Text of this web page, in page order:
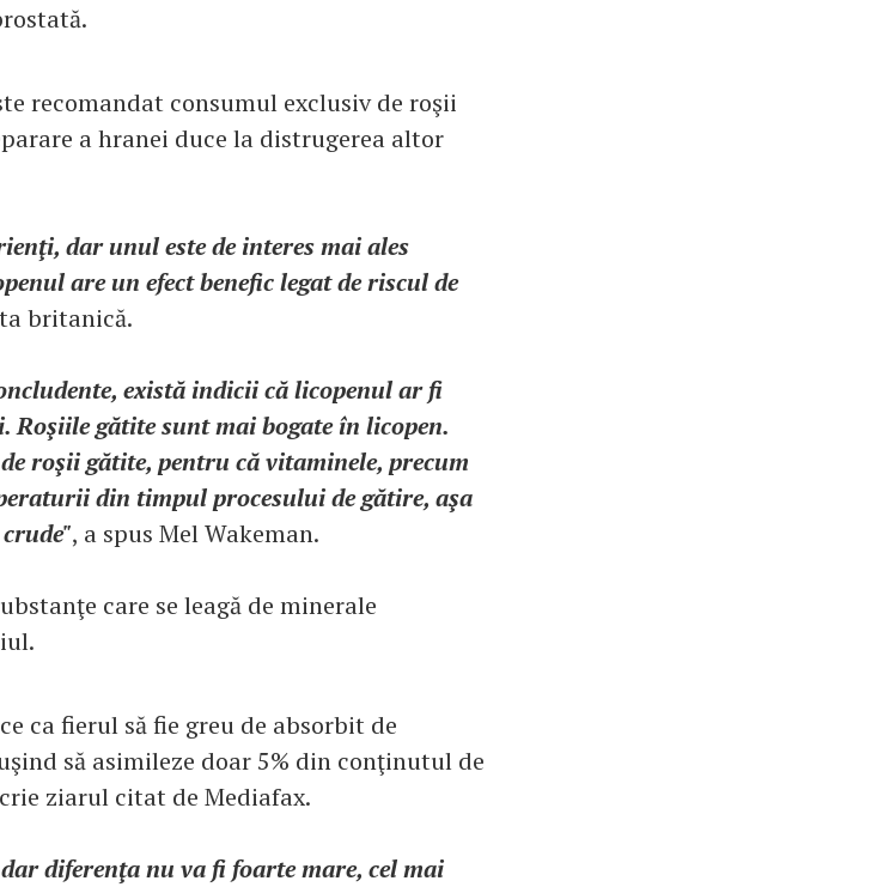
recomandat consumul exclusiv de roşii
a hranei duce la distrugerea altor
dar unul este de interes mai ales
are un efect benefic legat de riscul de
britanică.
există indicii că licopenul ar fi
gătite sunt mai bogate în licopen.
roşii gătite, pentru că vitaminele, precum
din timpul procesului de gătire, aşa
, a spus Mel Wakeman.
care se leagă de minerale
ca fierul să fie greu de absorbit de
să asimileze doar 5% din conţinutul de
ziarul citat de Mediafax.
diferenţa nu va fi foarte mare, cel mai